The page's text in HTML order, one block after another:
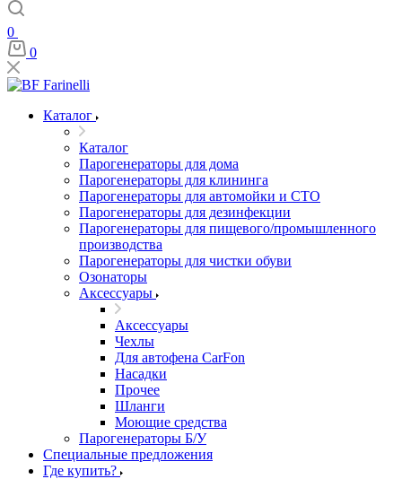
0
0
Каталог
Каталог
Парогенераторы для дома
Парогенераторы для клининга
Парогенераторы для автомойки и СТО
Парогенераторы для дезинфекции
Парогенераторы для пищевого/промышленного
производства
Парогенераторы для чистки обуви
Озонаторы
Аксессуары
Аксессуары
Чехлы
Для автофена CarFon
Насадки
Прочее
Шланги
Моющие средства
Парогенераторы Б/У
Специальные предложения
Где купить?